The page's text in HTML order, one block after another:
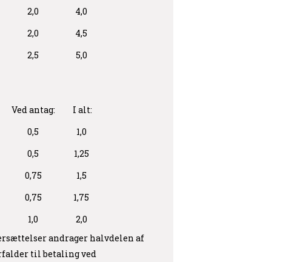
2,0
4,0
2,0
4,5
2,5 5,0
Ved antag:
I alt:
0,5
1,0
0,5
1,25
0,75
1,5
0,75
1,75
1,0
2,0
andrager halvdelen af
til betaling ved